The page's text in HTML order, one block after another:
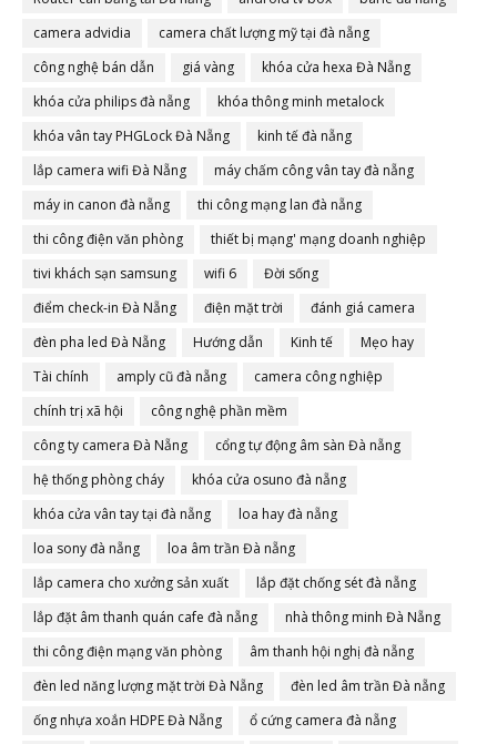
camera advidia
camera chất lượng mỹ tại đà nẵng
công nghệ bán dẫn
giá vàng
khóa cửa hexa Đà Nẵng
khóa cửa philips đà nẵng
khóa thông minh metalock
khóa vân tay PHGLock Đà Nẵng
kinh tế đà nẵng
lắp camera wifi Đà Nẵng
máy chấm công vân tay đà nẵng
máy in canon đà nẵng
thi công mạng lan đà nẵng
thi công điện văn phòng
thiết bị mạng' mạng doanh nghiệp
tivi khách sạn samsung
wifi 6
Đời sống
điểm check-in Đà Nẵng
điện mặt trời
đánh giá camera
đèn pha led Đà Nẵng
Hướng dẫn Kinh tế
Mẹo hay
Tài chính
amply cũ đà nẵng
camera công nghiệp
chính trị xã hội
công nghệ phần mềm
công ty camera Đà Nẵng
cổng tự động âm sàn Đà nẵng
hệ thống phòng cháy
khóa cửa osuno đà nẵng
khóa cửa vân tay tại đà nẵng
loa hay đà nẵng
loa sony đà nẵng
loa âm trần Đà nẵng
lắp camera cho xưởng sản xuất
lắp đặt chống sét đà nẵng
lắp đặt âm thanh quán cafe đà nẵng
nhà thông minh Đà Nẵng
thi công điện mạng văn phòng
âm thanh hội nghị đà nẵng
đèn led năng lượng mặt trời Đà Nẵng
đèn led âm trần Đà nẵng
ống nhựa xoắn HDPE Đà Nẵng
ổ cứng camera đà nẵng